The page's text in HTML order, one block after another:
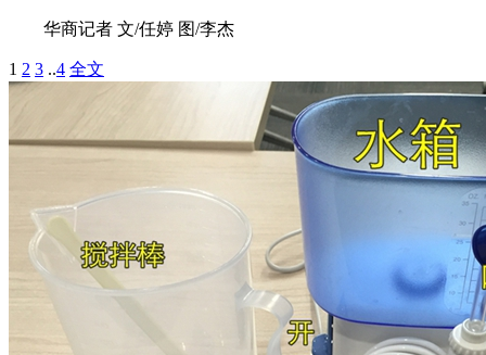
华商记者 文/任婷 图/李杰
1 2 3 ..4 全文